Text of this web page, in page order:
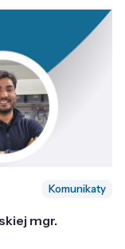
Komunikaty
mgr.